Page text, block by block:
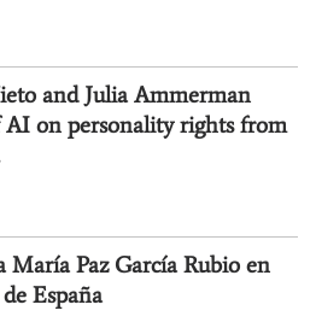
and Julia Ammerman
AI on personality rights from
María Paz García Rubio en
España